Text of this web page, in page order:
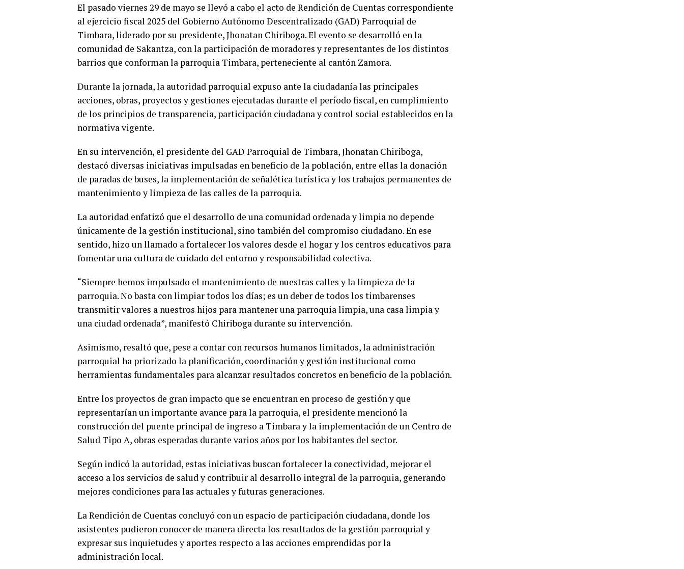
El pasado viernes 29 de mayo se llevó a cabo el acto de Rendición de Cuentas correspondiente
al ejercicio fiscal 2025 del Gobierno Autónomo Descentralizado (GAD) Parroquial de
Timbara, liderado por su presidente, Jhonatan Chiriboga. El evento se desarrolló en la
comunidad de Sakantza, con la participación de moradores y representantes de los distintos
barrios que conforman la parroquia Timbara, perteneciente al cantón Zamora.
Durante la jornada, la autoridad parroquial expuso ante la ciudadanía las principales
acciones, obras, proyectos y gestiones ejecutadas durante el período fiscal, en cumplimiento
de los principios de transparencia, participación ciudadana y control social establecidos en la
normativa vigente.
En su intervención, el presidente del GAD Parroquial de Timbara, Jhonatan Chiriboga,
destacó diversas iniciativas impulsadas en beneficio de la población, entre ellas la donación
de paradas de buses, la implementación de señalética turística y los trabajos permanentes de
mantenimiento y limpieza de las calles de la parroquia.
La autoridad enfatizó que el desarrollo de una comunidad ordenada y limpia no depende
únicamente de la gestión institucional, sino también del compromiso ciudadano. En ese
sentido, hizo un llamado a fortalecer los valores desde el hogar y los centros educativos para
fomentar una cultura de cuidado del entorno y responsabilidad colectiva.
“Siempre hemos impulsado el mantenimiento de nuestras calles y la limpieza de la
parroquia. No basta con limpiar todos los días; es un deber de todos los timbarenses
transmitir valores a nuestros hijos para mantener una parroquia limpia, una casa limpia y
una ciudad ordenada”, manifestó Chiriboga durante su intervención.
Asimismo, resaltó que, pese a contar con recursos humanos limitados, la administración
parroquial ha priorizado la planificación, coordinación y gestión institucional como
herramientas fundamentales para alcanzar resultados concretos en beneficio de la población.
Entre los proyectos de gran impacto que se encuentran en proceso de gestión y que
representarían un importante avance para la parroquia, el presidente mencionó la
construcción del puente principal de ingreso a Timbara y la implementación de un Centro de
Salud Tipo A, obras esperadas durante varios años por los habitantes del sector.
Según indicó la autoridad, estas iniciativas buscan fortalecer la conectividad, mejorar el
acceso a los servicios de salud y contribuir al desarrollo integral de la parroquia, generando
mejores condiciones para las actuales y futuras generaciones.
La Rendición de Cuentas concluyó con un espacio de participación ciudadana, donde los
asistentes pudieron conocer de manera directa los resultados de la gestión parroquial y
expresar sus inquietudes y aportes respecto a las acciones emprendidas por la
administración local.